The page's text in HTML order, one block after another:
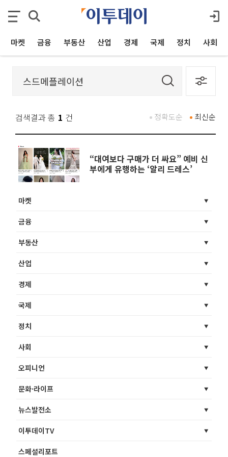
마켓 금융 부동산 산업 경제 국제 정치 사회
검색결과 총 1 건 최신순
정확도순
“대여보다 구매가 더 싸요” 예비 신
부에게 유행하는 ‘알리 드레스’
마켓
금융
부동산
산업
경제
국제
정치
사회
오피니언
문화·라이프
뉴스발전소
이투데이TV
스페셜리포트